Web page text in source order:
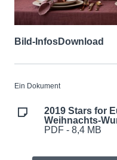
Bild-InfosDownload
Ein Dokument
2019 Stars for
Weihnachts-
PDF - 8,4 MB